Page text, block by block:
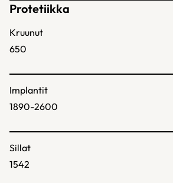
Protetiikka
Kruunut
650
Implantit
1890-2600
Sillat
1542